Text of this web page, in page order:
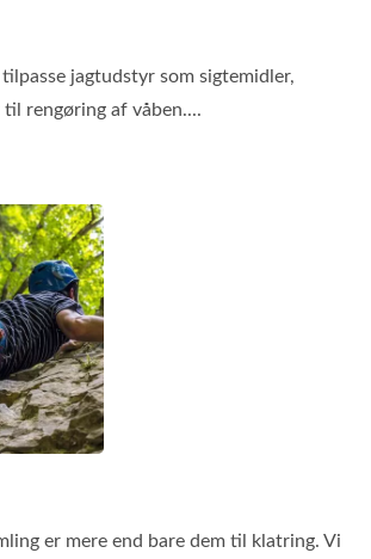
jagtudstyr som sigtemidler,
rengøring af våben....
er mere end bare dem til klatring. Vi